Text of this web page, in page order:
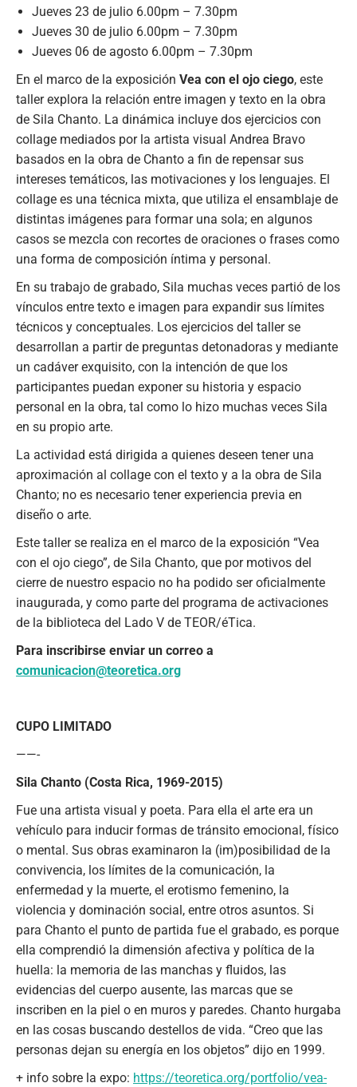
Jueves 23 de julio 6.00pm – 7.30pm
Jueves 30 de julio 6.00pm – 7.30pm
Jueves 06 de agosto 6.00pm – 7.30pm
En el marco de la exposición Vea con el ojo ciego, este
taller explora la relación entre imagen y texto en la obra
de Sila Chanto. La dinámica incluye dos ejercicios con
collage mediados por la artista visual Andrea Bravo
basados en la obra de Chanto a fin de repensar sus
intereses temáticos, las motivaciones y los lenguajes. El
collage es una técnica mixta, que utiliza el ensamblaje de
distintas imágenes para formar una sola; en algunos
casos se mezcla con recortes de oraciones o frases como
una forma de composición íntima y personal.
En su trabajo de grabado, Sila muchas veces partió de los
vínculos entre texto e imagen para expandir sus límites
técnicos y conceptuales. Los ejercicios del taller se
desarrollan a partir de preguntas detonadoras y mediante
un cadáver exquisito, con la intención de que los
participantes puedan exponer su historia y espacio
personal en la obra, tal como lo hizo muchas veces Sila
en su propio arte.
La actividad está dirigida a quienes deseen tener una
aproximación al collage con el texto y a la obra de Sila
Chanto; no es necesario tener experiencia previa en
diseño o arte.
Este taller se realiza en el marco de la exposición “Vea
con el ojo ciego”, de Sila Chanto, que por motivos del
cierre de nuestro espacio no ha podido ser oficialmente
inaugurada, y como parte del programa de activaciones
de la biblioteca del Lado V de TEOR/éTica.
Para inscribirse enviar un correo a
comunicacion@teoretica.org
CUPO LIMITADO
——-
Sila Chanto (Costa Rica, 1969-2015)
Fue una artista visual y poeta. Para ella el arte era un
vehículo para inducir formas de tránsito emocional, físico
o mental. Sus obras examinaron la (im)posibilidad de la
convivencia, los límites de la comunicación, la
enfermedad y la muerte, el erotismo femenino, la
violencia y dominación social, entre otros asuntos. Si
para Chanto el punto de partida fue el grabado, es porque
ella comprendió la dimensión afectiva y política de la
huella: la memoria de las manchas y fluidos, las
evidencias del cuerpo ausente, las marcas que se
inscriben en la piel o en muros y paredes. Chanto hurgaba
en las cosas buscando destellos de vida. “Creo que las
personas dejan su energía en los objetos” dijo en 1999.
+ info sobre la expo: https://teoretica.org/portfolio/vea-